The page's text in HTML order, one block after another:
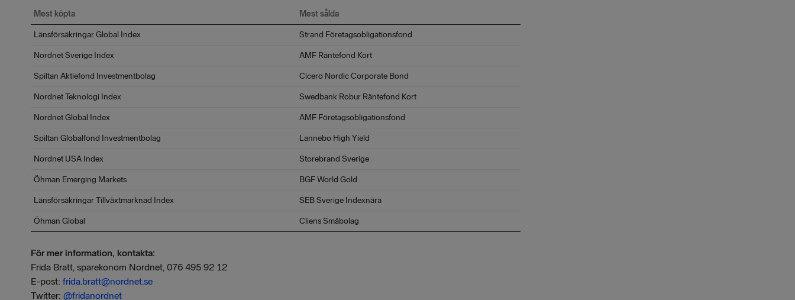
Mest köpta Mest sålda
Länsförsäkringar Global Index Strand Företagsobligationsfond
Nordnet Sverige Index AMF Räntefond Kort
Spiltan Aktiefond Investmentbolag Cicero Nordic Corporate Bond
Nordnet Teknologi Index Swedbank Robur Räntefond Kort
Nordnet Global Index AMF Företagsobligationsfond
Spiltan Globalfond Investmentbolag Lannebo High Yield
Nordnet USA Index Storebrand Sverige
Öhman Emerging Markets BGF World Gold
Länsförsäkringar Tillväxtmarknad Index SEB Sverige Indexnära
Öhman Global Cliens Småbolag
För mer information, kontakta:
Frida Bratt, sparekonom Nordnet, 076 495 92 12
E-post: frida.bratt@nordnet.se
Twitter: @fridanordnet